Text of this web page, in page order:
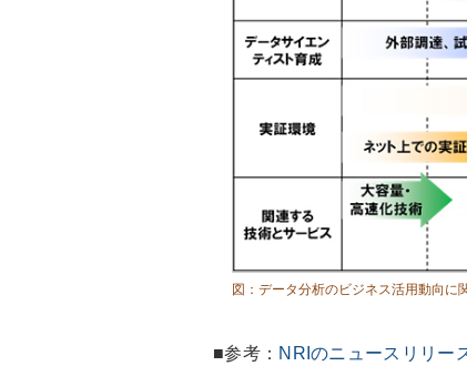
図：データ分析のビジネス活用動向に
■参考： NRIのニュースリリー